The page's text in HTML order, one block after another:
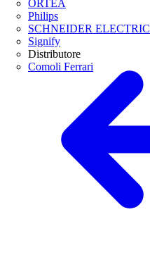
ORTEA
Philips
SCHNEIDER ELECTRIC
Signify
Distributore
Comoli Ferrari